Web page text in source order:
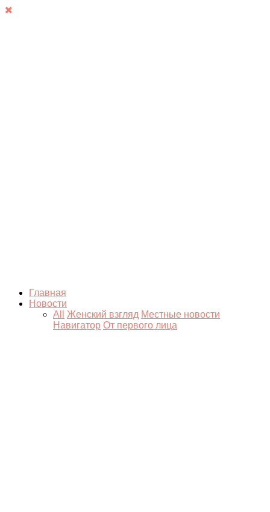
Главная
Новости
All
Женский взгляд Местные новости
Навигатор От первого лица